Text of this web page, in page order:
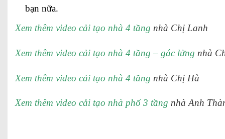
bạn nữa.
Xem thêm video cải tạo nhà 4 tầng nhà Chị Lanh
Xem thêm video cải tạo nhà 4 tầng – gác lửng nhà
Xem thêm video cải tạo nhà 4 tầng nhà Chị Hà
Xem thêm video cải tạo nhà phố 3 tầng nhà Anh